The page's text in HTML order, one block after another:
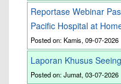
Reportase Webinar
Pacific Hospital at
Posted on: Kamis, 09-07-2026
Laporan Khusus
Posted on: Jumat, 03-07-2026